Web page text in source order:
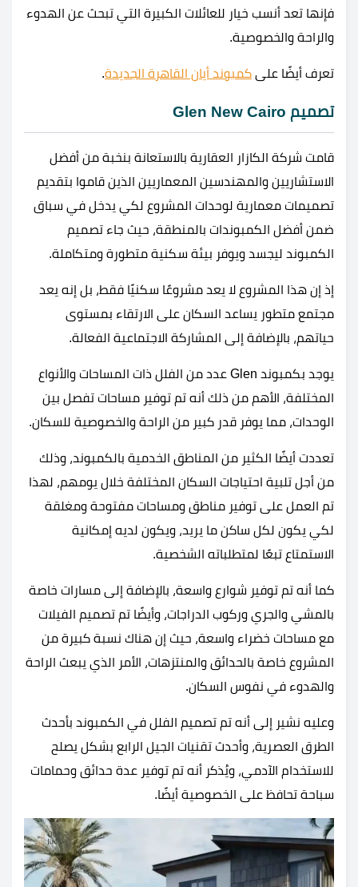
فإنها تعد أنسب خيار للعائلات الكبيرة التي تبحث عن الهدوء
والراحة والخصوصية.
تعرف أيضًا على كمبوند أيان القاهرة الجديدة.
تصميم Glen New Cairo
قامت شركة الكازار العقارية بالاستعانة بنخبة من أفضل
الاستشاريين والمهندسين المعماريين الذين قاموا بتقديم
تصميمات معمارية لوحدات المشروع لكي يدخل في سباق
ضمن أفضل الكمبوندات بالمنطقة، حيث جاء تصميم
الكمبوند ليجسد ويوفر بيئة سكنية متطورة ومتكاملة.
إذ إن هذا المشروع لا يعد مشروعًا سكنيًا فقط، بل إنه يعد
مجتمع متطور يساعد السكان على الارتقاء بمستوى
حياتهم، بالإضافة إلى المشاركة الاجتماعية الفعالة.
يوجد بكمبوند Glen عدد من الفلل ذات المساحات والأنواع
المختلفة، الأهم من ذلك أنه تم توفير مساحات تفصل بين
الوحدات، مما يوفر قدر كبير من الراحة والخصوصية للسكان.
تعددت أيضًا الكثير من المناطق الخدمية بالكمبوند، وذلك
من أجل تلبية احتياجات السكان المختلفة خلال يومهم، لهذا
تم العمل على توفير مناطق ومساحات مفتوحة ومغلقة
لكي يكون لكل ساكن ما يريد، ويكون لديه إمكانية
الاستمتاع تبعًا لمتطلباته الشخصية.
كما أنه تم توفير شوارع واسعة، بالإضافة إلى مسارات خاصة
بالمشي والجري وركوب الدراجات، وأيضًا تم تصميم الفيلات
مع مساحات خضراء واسعة، حيث إن هناك نسبة كبيرة من
المشروع خاصة بالحدائق والمنتزهات، الأمر الذي يبعث الراحة
والهدوء في نفوس السكان.
وعليه نشير إلى أنه تم تصميم الفلل في الكمبوند بأحدث
الطرق العصرية، وأحدث تقنيات الجيل الرابع بشكل يصلح
للاستخدام الآدمي، ويُذكر أنه تم توفير عدة حدائق وحمامات
سباحة تحافظ على الخصوصية أيضًا.